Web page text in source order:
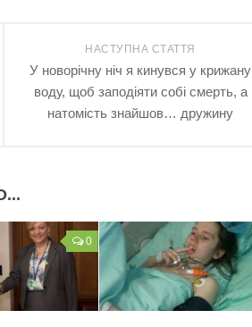
НАСТУПНА СТАТТЯ
У новорічну ніч я кинувся у крижану
воду, щоб заподiяти собi смерть, а
натомість знайшов… дружину
0